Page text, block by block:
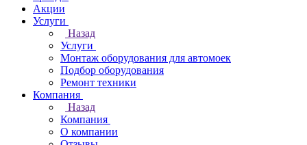
Акции
Услуги
Назад
Услуги
Монтаж оборудования для автомоек
Подбор оборудования
Ремонт техники
Компания
Назад
Компания
О компании